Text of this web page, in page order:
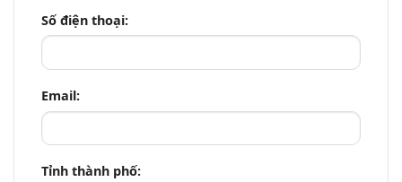
Số điện thoại:
Email:
Tỉnh thành phố: